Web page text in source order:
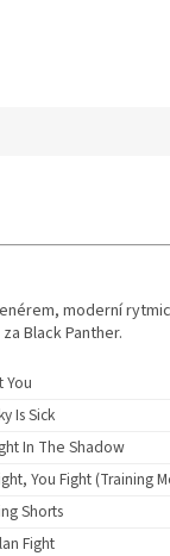
moderní
Black Panther.
You
Is Sick
In The Shadow
You Fight (Training
Shorts
Fight